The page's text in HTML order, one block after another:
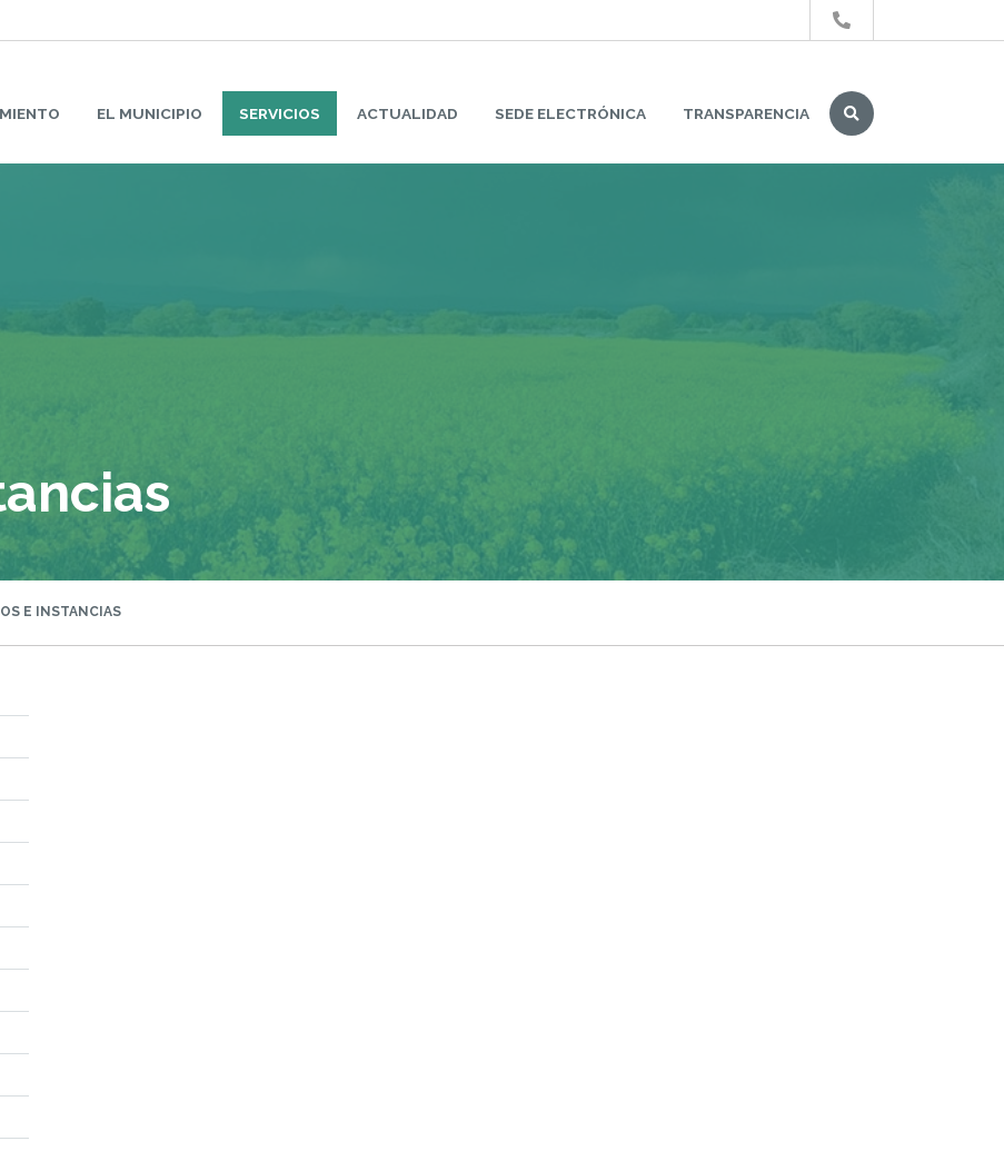
EL MUNICIPIO SERVICIOS ACTUALIDAD SEDE ELECTRÓNICA TRANSPARENCIA
Buscar
E INSTANCIAS